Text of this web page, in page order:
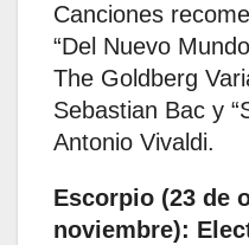
Canciones
“Del Nuevo
The Goldberg
Sebastian Bac y
Antonio Vivaldi.
Escorpio (23 de
noviembre):